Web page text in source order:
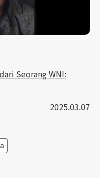
Seorang WNI:
2025.03.07